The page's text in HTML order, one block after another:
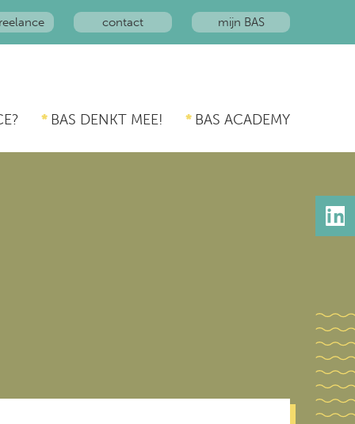
contact mijn BAS
BAS DENKT MEE! BAS ACADEMY